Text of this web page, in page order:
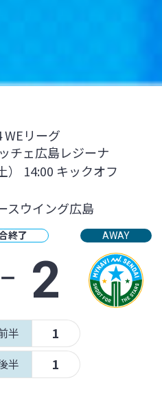
WEリーグ
チェ広島レジーナ
） 14:00 キックオフ
スウイング広島
終了
2
半
1
半 1
AWAY